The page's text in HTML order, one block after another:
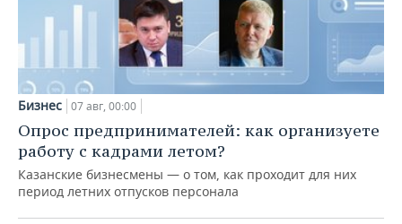
Бизнес 07 авг, 00:00
Опрос предпринимателей: как организуете
работу с кадрами летом?
Казанские бизнесмены — о том, как проходит для них
период летних отпусков персонала